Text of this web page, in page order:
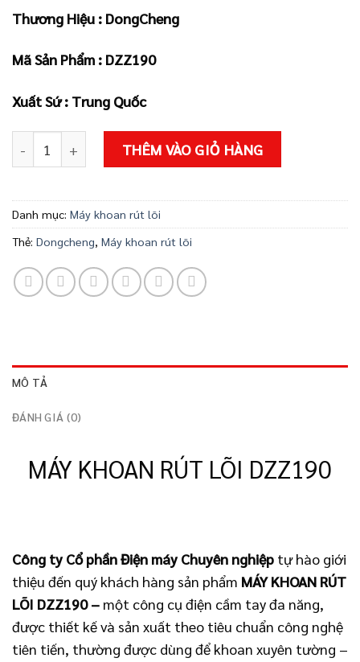
gốc
là:
2.900.000 ₫.
Thương Hiệu : DongCheng
Mã Sản Phẩm : DZZ190
Xuất Sứ : Trung Quốc
Máy khoan rút lõi DZZ190 số lượng
THÊM VÀO GIỎ HÀNG
Danh mục: Máy khoan rút lõi
Thẻ: Dongcheng, Máy khoan rút lõi
MÔ TẢ
ĐÁNH GIÁ (0)
MÁY KHOAN RÚT LÕI DZZ190
Công ty Cổ phần Điện máy Chuyên nghiệp tự hào giới
thiệu đến quý khách hàng sản phẩm MÁY KHOAN RÚT
LÕI DZZ190– một công cụ điện cầm tay đa năng,
được thiết kế và sản xuất theo tiêu chuẩn công nghệ
tiên tiến, thường được dùng để khoan xuyên tường –